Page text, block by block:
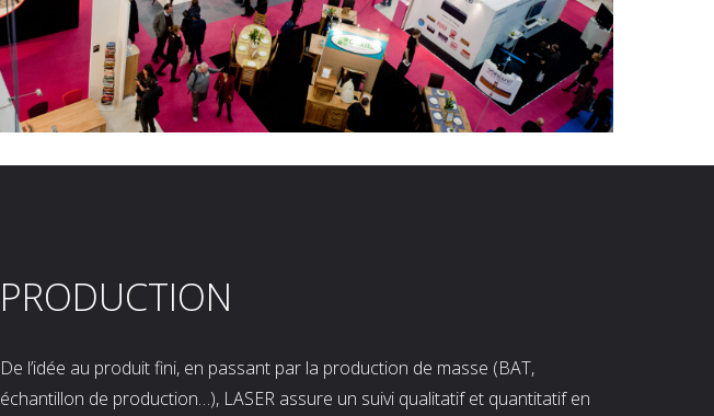
PRODUCTION
De l’idée au produit fini, en passant par la production de masse (BAT,
échantillon de production…), LASER assure un suivi qualitatif et quantitatif en